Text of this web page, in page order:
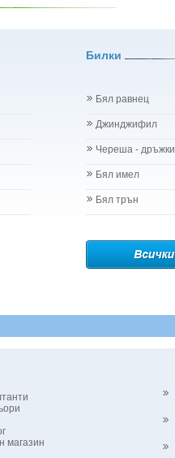
Билки
Бял равнец
Джинджифил
Череша - дръжки
Бял имел
Бял трън
магазин